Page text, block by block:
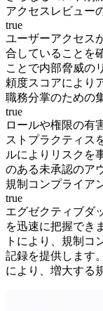
アクセスレビュー
true
ユーザーアクセス
合していることを
ことで内部脅威の
頼度スコアにより
職務分掌のための
true
ロールや権限の有
ストプラクティス
ルによりリスクを
のある未承認のア
規制コンプライア
true
エグゼクティブダ
を迅速に把握でき
トにより、規制コ
記録を提供します
により、増大する